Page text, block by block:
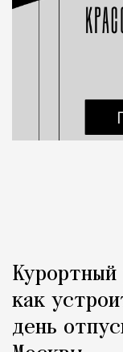
Курортный
как
день